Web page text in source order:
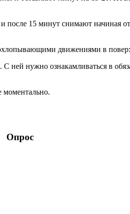
15 минут снимают начиная
движениями в
ней нужно ознакамливаться в
моментально.
Опрос